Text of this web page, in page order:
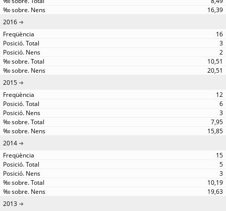
16,39
2016
16
3
2
10,51
20,51
2015
12
6
3
7,95
15,85
2014
15
5
3
10,19
19,63
2013